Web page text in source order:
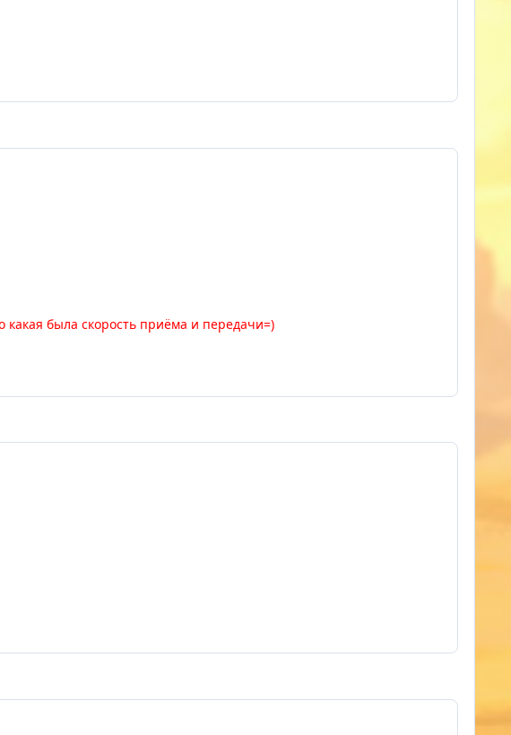
какая была скорость приёма и передачи=)